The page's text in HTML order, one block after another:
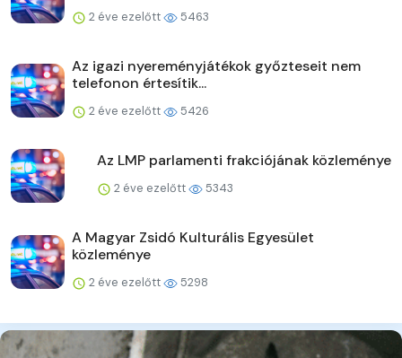
2 éve ezelőtt 5463
Az igazi nyereményjátékok győzteseit nem
telefonon értesítik...
2 éve ezelőtt 5426
Az LMP parlamenti frakciójának közleménye
2 éve ezelőtt 5343
A Magyar Zsidó Kulturális Egyesület
közleménye
2 éve ezelőtt 5298